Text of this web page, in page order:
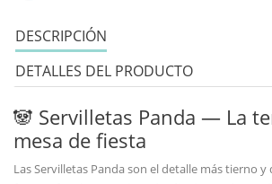
DESCRIPCIÓN
DETALLES DEL PRODUCTO
🐼 Servilletas Panda — La
mesa de fiesta
LasServilletas Panda son el detalle mástierno y